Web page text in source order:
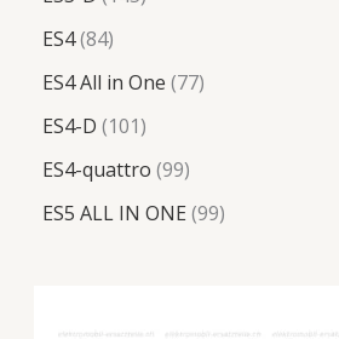
ES4 84
ES4 All in One 77
ES4-D 101
ES4-quattro 99
ES5 ALL IN ONE 99